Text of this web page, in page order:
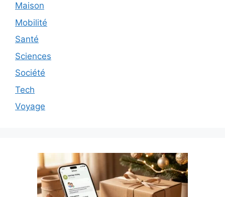
Maison
Mobilité
Santé
Sciences
Société
Tech
Voyage